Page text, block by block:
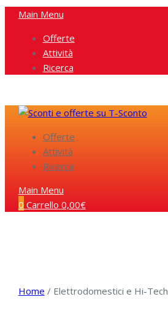
Main Menu
Offerte
Attività
Ricerca
Offerte
Attività
Ricerca
Main Menu
0 Carrello 0,00€
Home / Elettrodomestici e Hi-Tech